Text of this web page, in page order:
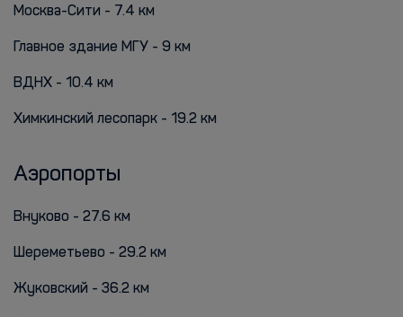
Москва-Сити - 7.4 км
Главное здание МГУ - 9 км
ВДНХ - 10.4 км
Химкинский лесопарк - 19.2 км
Аэропорты
Внуково - 27.6 км
Шереметьево - 29.2 км
Жуковский - 36.2 км